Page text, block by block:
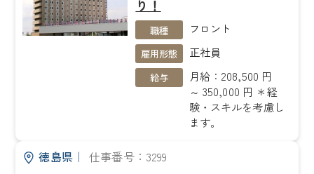
り！
職種 フロント
雇用形態 正社員
給与
月給：208,500 円
～ 350,000 円 ＊経
験・スキルを考慮し
ます。
徳島県｜ 仕事番号：3299